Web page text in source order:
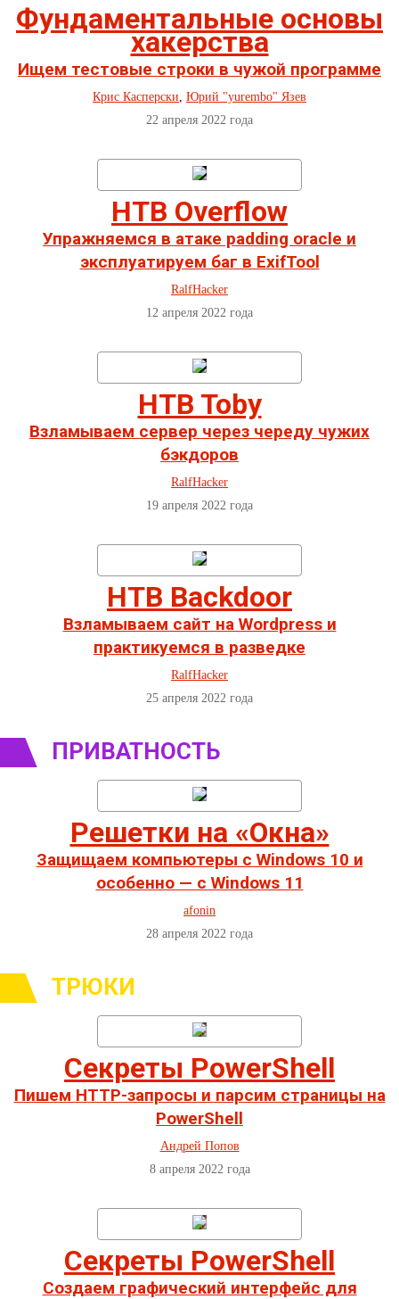
Фундаментальные основы
хакерства
Ищем тестовые строки в чужой программе
Крис Касперски Юрий "yurembo" Язев
22 апреля 2022 года
HTB Overflow
Упражняемся в атаке padding oracle и
эксплуатируем баг в ExifTool
RalfHacker
12 апреля 2022 года
HTB Toby
Взламываем сервер через череду чужих
бэкдоров
RalfHacker
19 апреля 2022 года
HTB Backdoor
Взламываем сайт на Wordpress и
практикуемся в разведке
RalfHacker
25 апреля 2022 года
ПРИВАТНОСТЬ
Решетки на «Окна»
Защищаем компьютеры с Windows 10 и
особенно — с Windows 11
afonin
28 апреля 2022 года
ТРЮКИ
Секреты PowerShell
Пишем HTTP-запросы и парсим страницы на
PowerShell
Андрей Попов
8 апреля 2022 года
Секреты PowerShell
Создаем графический интерфейс для